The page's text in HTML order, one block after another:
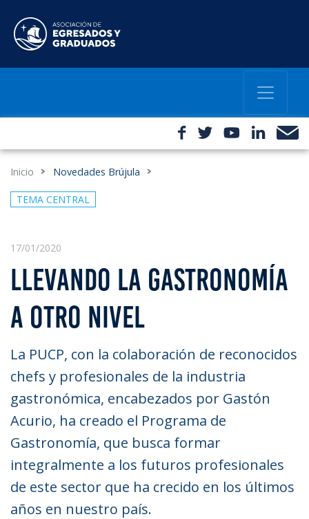
Inicio Novedades Brújula
TEMA CENTRAL
17/01/2020
LLEVANDO LA GASTRONOMÍA
A OTRO NIVEL
La PUCP, con la colaboración de reconocidos
chefs y profesionales de la industria
gastronómica, encabezados por Gastón
Acurio, ha creado el Programa de
Gastronomía, que busca formar
integralmente a los futuros profesionales
de este sector que ha crecido en los últimos
años en nuestro país.